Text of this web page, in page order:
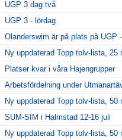
UGP 3 dag två
UGP 3 - lördag
Olanderswim är på plats på UGP
Ny uppdaterad Topp tolv-lista, 25
Platser kvar i våra Hajengrupper
Arbetsfördelning under
Ny uppdaterad Topp tolv-lista, 50
SUM-SIM i Halmstad 12-16 juli
Ny uppdaterad Topp tolv-lista, 50